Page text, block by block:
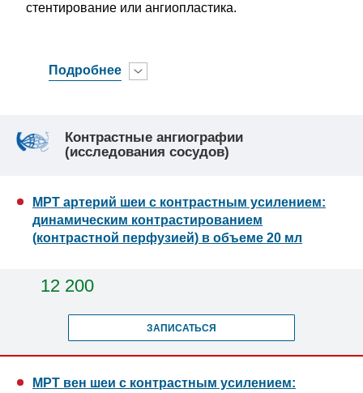
стентирование или ангиопластика.
Подробнее
Контрастные ангиографии
(исследования сосудов)
МРТ артерий шеи с контрастным усилением:
динамическим контрастированием
(контрастной перфузией) в объеме 20 мл
12 200
ЗАПИСАТЬСЯ
МРТ вен шеи с контрастным усилением: